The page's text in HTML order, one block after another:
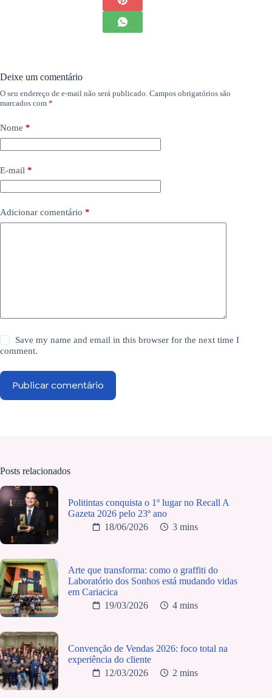
Deixe um comentário
O seu endereço de e-mail não será publicado. Campos obrigatórios são
marcados com *
Nome *
E-mail *
Adicionar comentário *
Save my name and email in this browser for the next time I
comment.
Publicar comentário
Posts relacionados
Politintas conquista o 1º lugar no Recall A
Gazeta 2026 pelo 23º ano
18/06/2026
3 mins
Arte que transforma: como o graffiti do
Laboratório dos Sonhos está mudando vidas
em Cariacica
19/03/2026
4 mins
Convenção de Vendas 2026: foco total na
experiência do cliente
12/03/2026
2 mins